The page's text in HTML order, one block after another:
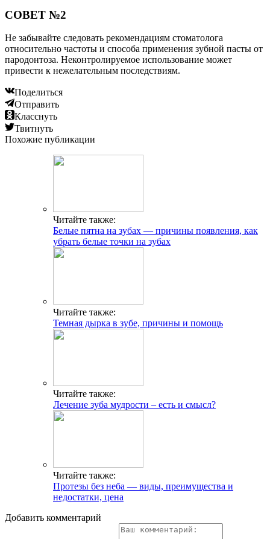
СОВЕТ №2
Не забывайте следовать рекомендациям стоматолога
относительно частоты и способа применения зубной пасты от
пародонтоза. Неконтролируемое использование может
привести к нежелательным последствиям.
Поделиться
Отправить
Класснуть
Твитнуть
Похожие публикации
Читайте также:
Белые пятна на зубах — причины появления, как
убрать белые точки на зубах
Читайте также:
Темная дырка в зубе, причины и помощь
Читайте также:
Лечение зуба мудрости – есть и смысл?
Читайте также:
Протезы без неба — виды, преимущества и
недостатки, цена
Добавить комментарий